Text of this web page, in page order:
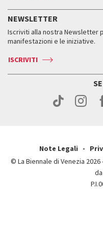
Come raggiungerci
Come raggiungerci
Contatti
Press
Orari e sedi
Biglietti
Servizi al pubblico
Come raggiungerci
Contatti
Storia
Orari e sedi
NEWSLETTER
Iscriviti alla nostra Newsletter
manifestazioni e le iniziative.
ISCRIVITI
Note Legali
© La Biennale di Venezia